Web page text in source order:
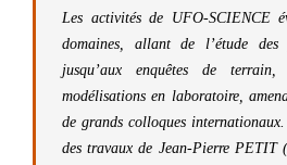
Les activités de UFO-SCIENCE
domaines, allant de l’étude des
jusqu’aux enquêtes de
modélisations en laboratoire,
de grands colloques
des travaux de Jean-Pierre PETIT